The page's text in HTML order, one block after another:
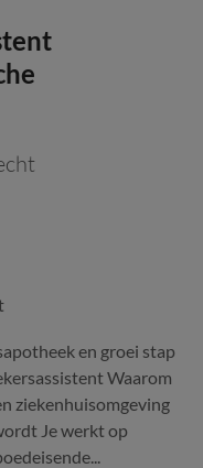
en groei stap
Waarom
ziekenhuisomgeving
Je werkt op